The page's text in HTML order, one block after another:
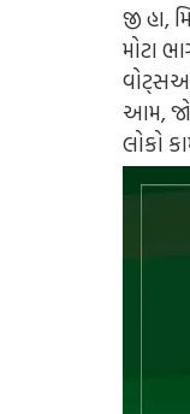
જી
મોટા
આમ,
લોકો